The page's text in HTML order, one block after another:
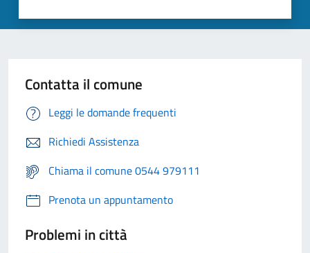
Contatta il comune
Leggi le domande frequenti
Richiedi Assistenza
Chiama il comune 0544 979111
Prenota un appuntamento
Problemi in città